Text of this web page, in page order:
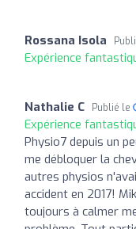
Rossana Isola
Expérience
Nathalie C Publié le
Expérience
Physio7 depuis un
me débloquer la
autres physios
accident en 2017!
toujours à calmer